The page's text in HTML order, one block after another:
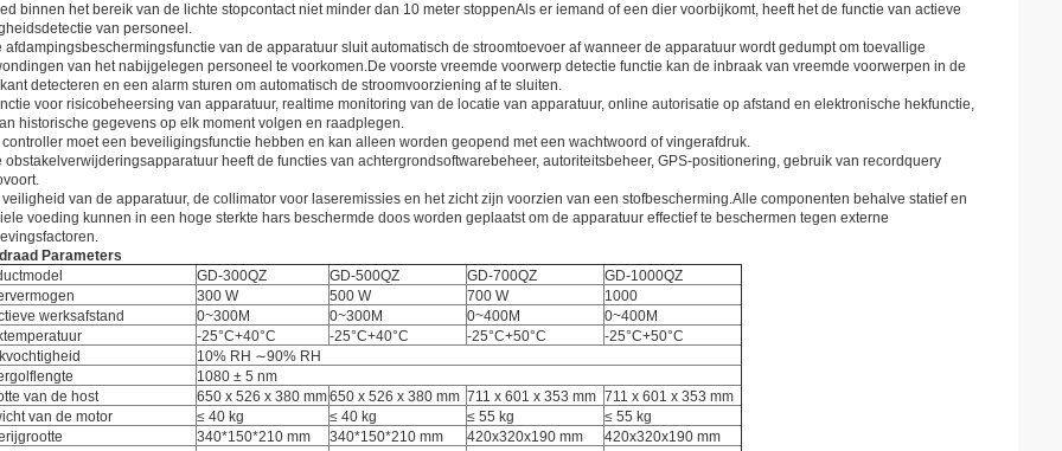
binnen het bereik van de lichte stopcontact niet minder dan 10 meter stoppenAls er iemand of een dier voorbijkomt, heeft het de functie van actieve
van personeel.
afdampingsbeschermingsfunctie van de apparatuur sluit automatisch de stroomtoevoer af wanneer de apparatuur wordt gedumpt om toevallige
van het nabijgelegen personeel te voorkomen.De voorste vreemde voorwerp detectie functie kan de inbraak van vreemde voorwerpen in de
detecteren en een alarm sturen om automatisch de stroomvoorziening af te sluiten.
voor risicobeheersing van apparatuur, realtime monitoring van de locatie van apparatuur, online autorisatie op afstand en elektronische hekfunctie,
historische gegevens op elk moment volgen en raadplegen.
moet een beveiligingsfunctie hebben en kan alleen worden geopend met een wachtwoord of vingerafdruk.
obstakelverwijderingsapparatuur heeft de functies van achtergrondsoftwarebeheer, autoriteitsbeheer, GPS-positionering, gebruik van recordquery
van de apparatuur, de collimator voor laseremissies en het zicht zijn voorzien van een stofbescherming.Alle componenten behalve statief en
voeding kunnen in een hoge sterkte hars beschermde doos worden geplaatst om de apparatuur effectief te beschermen tegen externe
draad Parameters
GD-300QZ GD-500QZ GD-700QZ
GD-1000QZ
300 W 500 W 700 W
1000
werksafstand
0~300M 0~300M 0~400M
0~400M
-25°C+40°C -25°C+40°C -25°C+50°C
-25°C+50°C
10% RH ∼90% RH
1080 ± 5 nm
van de host
650 x 526 x 380 mm650 x 526 x 380 mm 711 x 601 x 353 mm 711 x 601 x 353 mm
van de motor
≤ 40 kg ≤ 40 kg ≤ 55 kg
≤ 55 kg
340*150*210 mm 340*150*210 mm 420x320x190 mm
420x320x190 mm